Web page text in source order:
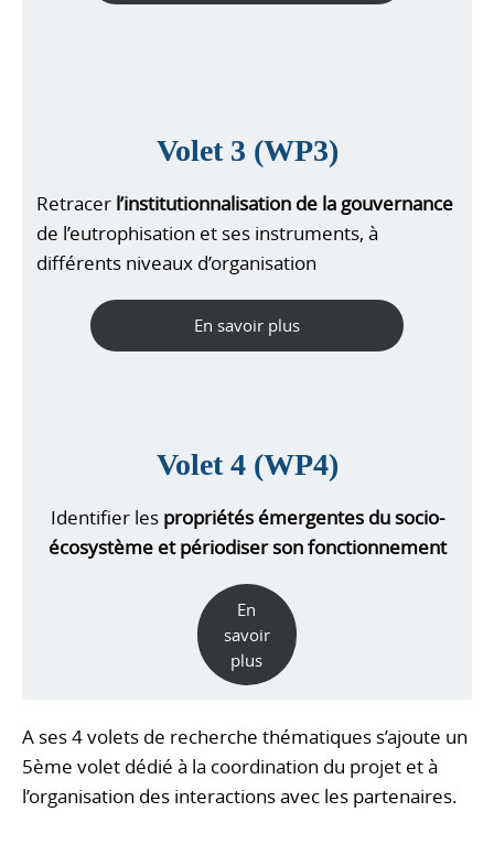
Volet 3 (WP3)
Retracer l’institutionnalisation de la gouvernance
de l’eutrophisation et ses instruments, à
différents niveaux d’organisation
En savoir plus
Volet 4 (WP4)
Identifier lespropriétés émergentes du socio-
écosystème et périodiser son fonctionnement
En
savoir
plus
A ses 4 volets de recherche thématiques s’ajoute un
5ème volet dédié à la coordination du projet et à
l’organisation des interactions avec les partenaires.